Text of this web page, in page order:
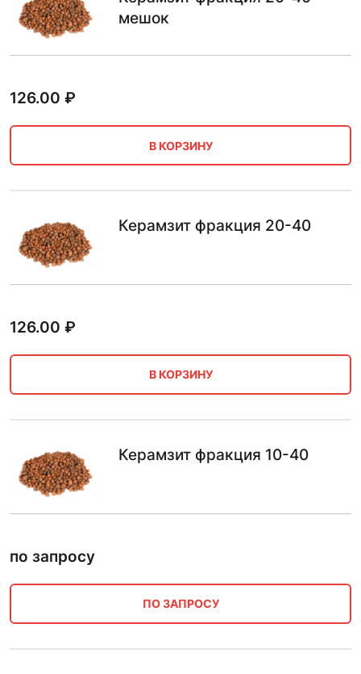
мешок
126.00 ₽
В КОРЗИНУ
Керамзит фракция 20-40
126.00 ₽
В КОРЗИНУ
Керамзит фракция 10-40
по запросу
ПО ЗАПРОСУ